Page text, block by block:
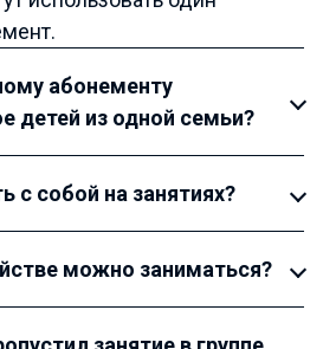
абонементу
детей из одной семьи?
с собой на занятиях?
можно заниматься?